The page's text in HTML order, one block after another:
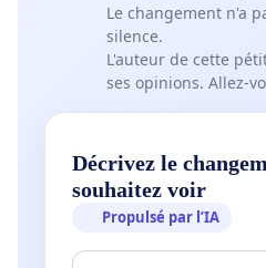
Le changement n'a
silence.
L'auteur de cette
ses opinions. Allez-
Décrivez le
souhaitez voir
Propulsé par l’IA